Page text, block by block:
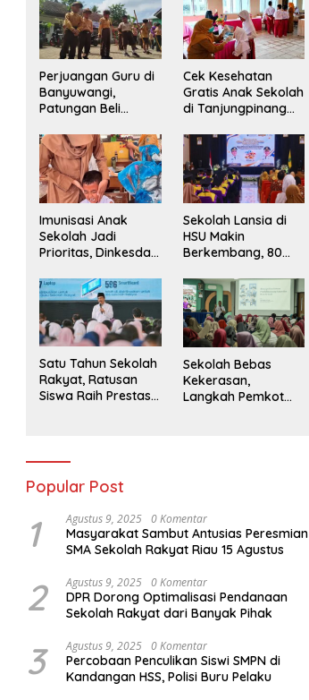
Perjuangan Guru di
Banyuwangi,
Patungan Beli
Menarik Minat Siswa
ke SD Negeri
Cek Kesehatan
Gratis Anak Sekolah
di Tanjungpinang
Siswa
Imunisasi Anak
Sekolah Jadi
Prioritas, Dinkesda
Monitoring BIAS
2026
Sekolah Lansia di
HSU Makin
Berkembang, 80
Wisuda Tahun Ini
Satu Tahun Sekolah
Rakyat, Ratusan
Siswa Raih Prestasi
Sekolah Bebas
Kekerasan,
Langkah Pemkot
Popular Post
1 Agustus 9, 2025 0 Komentar
Masyarakat Sambut Antusias Peresmian
SMA Sekolah Rakyat Riau 15 Agustus
2 Agustus 9, 2025 0 Komentar
DPR Dorong Optimalisasi Pendanaan
Sekolah Rakyat dari Banyak Pihak
3 Agustus 9, 2025 0 Komentar
Percobaan Penculikan Siswi SMPN di
Kandangan HSS, Polisi Buru Pelaku